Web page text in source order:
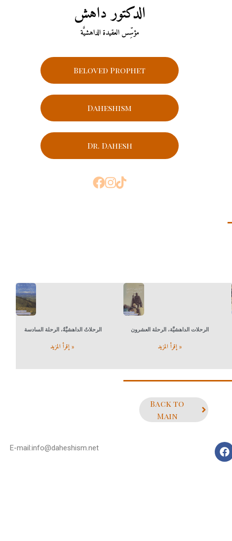
الدكتور داهش
مؤسِّس العقيدة الداهشيَّة
Beloved Prophet
Daheshism
Dr. Dahesh
الرحلاتُ الداهشيَّةُ، الرحلة السادسة
إقرأ المزيد »
الرحلات الداهشيَّة، الرحلة العشرون
إقرأ المزيد »
Back to
Main
E-mail:info@daheshism.net